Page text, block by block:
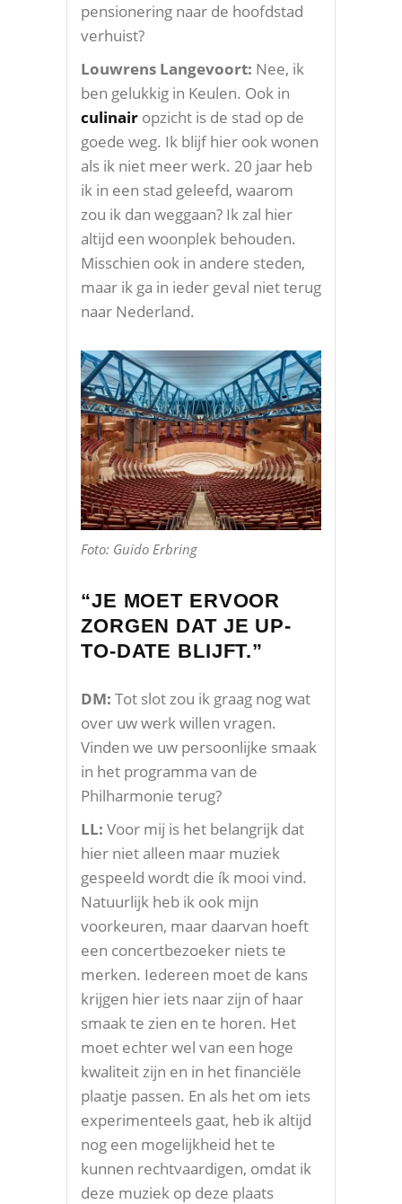
pensionering naar de hoofdstad
verhuist?
Louwrens Langevoort: Nee, ik
ben gelukkig in Keulen. Ook in
culinair opzicht is de stad op de
goede weg. Ik blijf hier ook wonen
als ik niet meer werk. 20 jaar heb
ik in een stad geleefd, waarom
zou ik dan weggaan? Ik zal hier
altijd een woonplek behouden.
Misschien ook in andere steden,
maar ik ga in ieder geval niet terug
naar Nederland.
Foto: Guido Erbring
“JE MOET ERVOOR
ZORGEN DAT JE UP-
TO-DATE BLIJFT.”
DM: Tot slot zou ik graag nog wat
over uw werk willen vragen.
Vinden we uw persoonlijke smaak
in het programma van de
Philharmonie terug?
LL: Voor mij is het belangrijk dat
hier niet alleen maar muziek
gespeeld wordt die ík mooi vind.
Natuurlijk heb ik ook mijn
voorkeuren, maar daarvan hoeft
een concertbezoeker niets te
merken. Iedereen moet de kans
krijgen hier iets naar zijn of haar
smaak te zien en te horen. Het
moet echter wel van een hoge
kwaliteit zijn en in het financiële
plaatje passen. En als het om iets
experimenteels gaat, heb ik altijd
nog een mogelijkheid het te
kunnen rechtvaardigen, omdat ik
deze muziek op deze plaats